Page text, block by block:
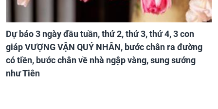
Dự báo 3 ngày đầu tuần, thứ 2, thứ 3, thứ 4, 3 con
giáp VƯỢNG VẬN QUÝ NHÂN, bước chân ra đường
có tiền, bước chân về nhà ngập vàng, sung sướng
như Tiên